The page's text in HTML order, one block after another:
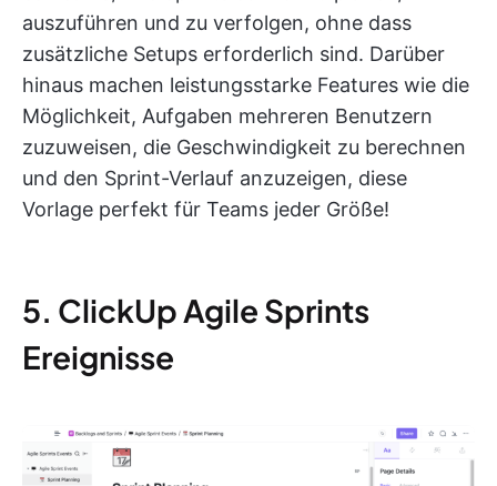
auszuführen und zu verfolgen, ohne dass
zusätzliche Setups erforderlich sind. Darüber
hinaus machen leistungsstarke Features wie die
Möglichkeit, Aufgaben mehreren Benutzern
zuzuweisen, die Geschwindigkeit zu berechnen
und den Sprint-Verlauf anzuzeigen, diese
Vorlage perfekt für Teams jeder Größe!
5. ClickUp Agile Sprints
Ereignisse